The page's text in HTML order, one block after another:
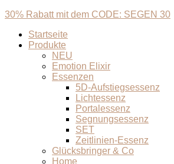
30% Rabatt mit dem CODE: SEGEN 30
Startseite
Produkte
NEU
Emotion Elixir
Essenzen
5D-Aufstiegsessenz
Lichtessenz
Portalessenz
Segnungsessenz
SET
Zeitlinien-Essenz
Glücksbringer & Co
Home